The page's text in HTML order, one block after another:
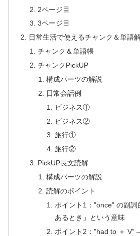
2ページ目
3ページ目
日常生活で使えるチャンク＆単語
チャンク＆単語帳
チャンクPickUP
構成パーツの解説
日常会話例
ビジネス①
ビジネス②
旅行①
旅行②
PickUP長文読解
構成パーツの解説
読解のポイント
ポイント1：”once” の副
あるとき」という意味
ポイント2：”had to ＋ V”